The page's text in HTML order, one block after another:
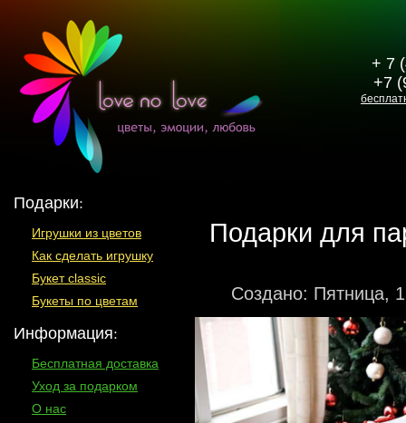
+ 7
+7
Подарки:
Игрушки из цветов
Как сделать игрушку
Букет classic
Букеты по цветам
Информация:
Бесплатная доставка
Уход за подарком
О нас
Подарки для
Создано: Пятница,